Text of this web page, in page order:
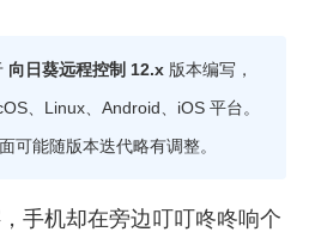
向日葵远程控制 12.x 版本编写，
、Linux、Android、iOS 平台。
可能随版本迭代略有调整。
手机却在旁边叮叮咚咚响个